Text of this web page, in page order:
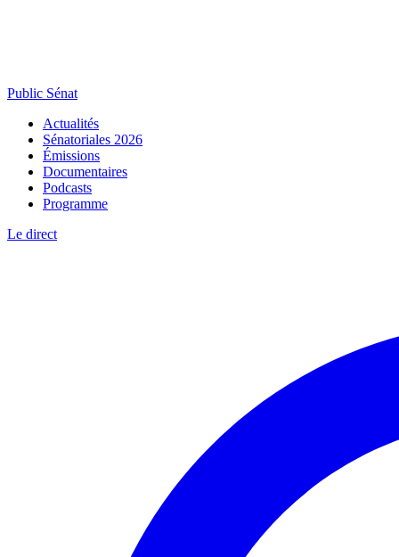
Public Sénat
Actualités
Sénatoriales 2026
Émissions
Documentaires
Podcasts
Programme
Le direct